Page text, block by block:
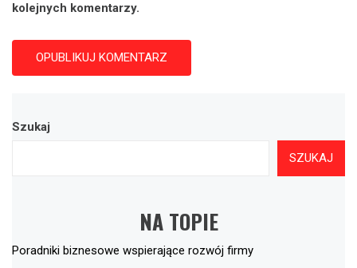
kolejnych komentarzy.
Szukaj
SZUKAJ
NA TOPIE
Poradniki biznesowe wspierające rozwój firmy